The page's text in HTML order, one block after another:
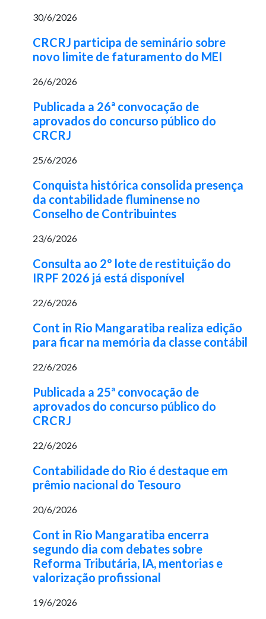
30/6/2026
CRCRJ participa de seminário sobre
novo limite de faturamento do MEI
26/6/2026
Publicada a 26ª convocação de
aprovados do concurso público do
CRCRJ
25/6/2026
Conquista histórica consolida presença
da contabilidade fluminense no
Conselho de Contribuintes
23/6/2026
Consulta ao 2º lote de restituição do
IRPF 2026 já está disponível
22/6/2026
Cont in Rio Mangaratiba realiza edição
para ficar na memória da classe contábil
22/6/2026
Publicada a 25ª convocação de
aprovados do concurso público do
CRCRJ
22/6/2026
Contabilidade do Rio é destaque em
prêmio nacional do Tesouro
20/6/2026
Cont in Rio Mangaratiba encerra
segundo dia com debates sobre
Reforma Tributária, IA, mentorias e
valorização profissional
19/6/2026